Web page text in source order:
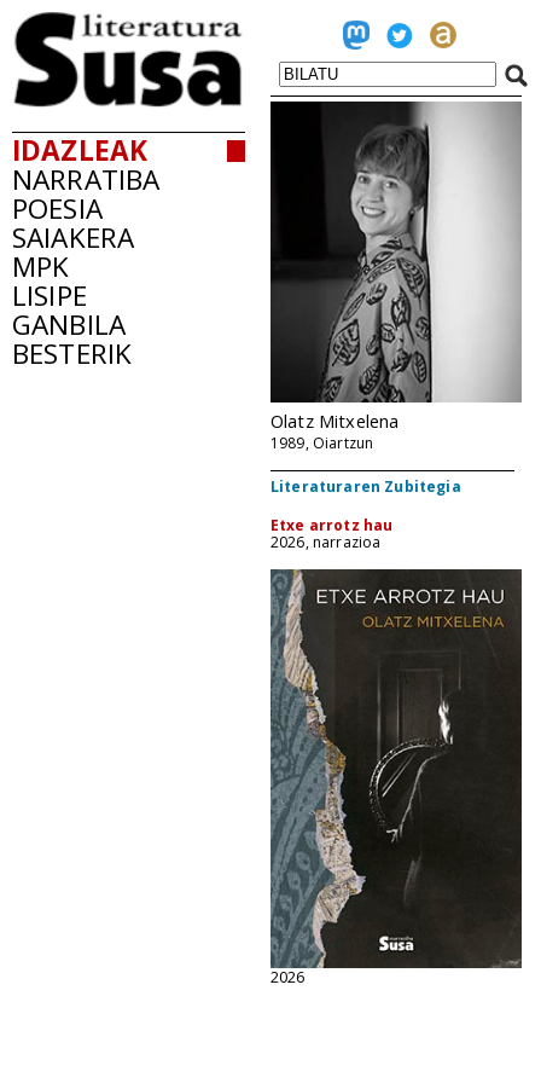
IDAZLEAK
NARRATIBA
POESIA
SAIAKERA
MPK
LISIPE
GANBILA
BESTERIK
Olatz Mitxelena
1989, Oiartzun
Literaturaren Zubitegia
Etxe arrotz hau
2026, narrazioa
2026